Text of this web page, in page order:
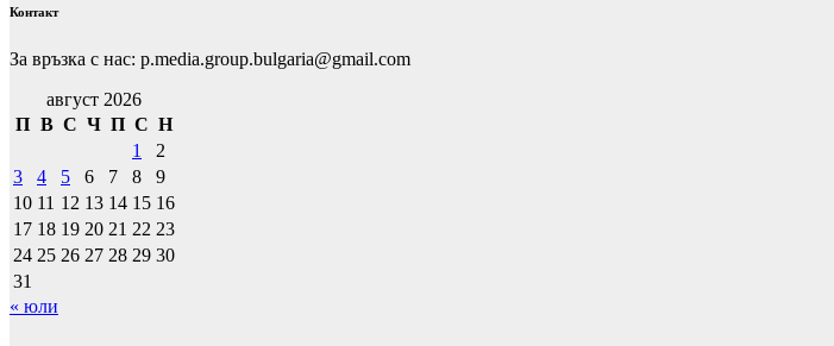
Контакт
За връзка с нас: p.media.group.bulgaria@gmail.com
август 2026
П В С Ч П С Н
1
2
3
4 5 6 7 8
9
10 11 12 13 14 15 16
17 18 19 20 21 22 23
24 25 26 27 28 29 30
31
« юли